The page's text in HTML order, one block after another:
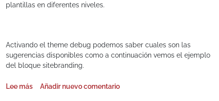
plantillas en diferentes niveles.
Activando el theme debug podemos saber cuales son las
sugerencias disponibles como a continuación vemos el ejemplo
del bloque sitebranding.
Lee más
sobre Sugerencia de plantillas para un bloque en base a su región
Añadir nuevo comentario